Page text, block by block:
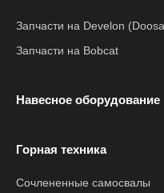
Запчасти на Develon
Запчасти на Bobcat
Навесное
Горная техника
Сочлененные самосвалы